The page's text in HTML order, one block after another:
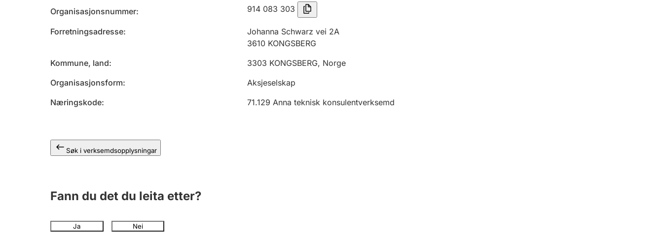
Organisasjonsnummer 914 083 303
Forretningsadresse
Johanna Schwarz vei 2A
3610 KONGSBERG
Kommune, land
3303 KONGSBERG, Norge
Organisasjonsform
Aksjeselskap
Næringskode
71.129 Anna teknisk konsulentverksemd
Søk i verksemdsopplysningar
Fann du det du leita etter?
Ja Nei